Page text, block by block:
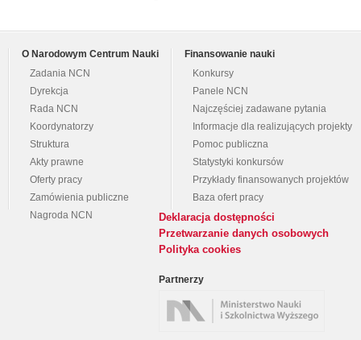
O Narodowym Centrum Nauki
Zadania NCN
Dyrekcja
Rada NCN
Koordynatorzy
Struktura
Akty prawne
Oferty pracy
Zamówienia publiczne
Nagroda NCN
Finansowanie nauki
Konkursy
Panele NCN
Najczęściej zadawane pytania
Informacje dla realizujących projekty
Pomoc publiczna
Statystyki konkursów
Przykłady finansowanych projektów
Baza ofert pracy
Deklaracja dostępności
Przetwarzanie danych osobowych
Polityka cookies
Partnerzy